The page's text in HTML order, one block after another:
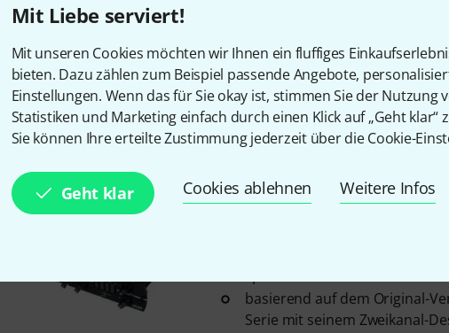
Mit Liebe serviert!
Mit unseren Cookies möchten wir Ihnen ein fluffiges
bieten. Dazu zählen zum Beispiel passende Angebote,
Einstellungen. Wenn das für Sie okay ist, stimmen Sie der Nutzung
Statistiken und Marketing einfach durch einen Klick auf „Geht klar“
Sie können Ihre erteilte Zustimmung jederzeit über die Cookie-
Geht klar Cookies ablehnen Weitere Infos
2 Kanäle
Marshall und Synergy haben
um den JMP-Verstärker mit
unverwechselbaren ...
Sofort lieferbar
SynergyIICP
basierend auf dem Original-
Serie mit seinem Zweikanal-